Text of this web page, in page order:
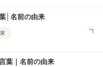
│名前の由来
葉｜名前の由来